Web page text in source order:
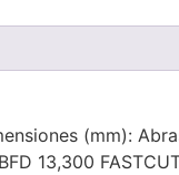
(mm):
13,300